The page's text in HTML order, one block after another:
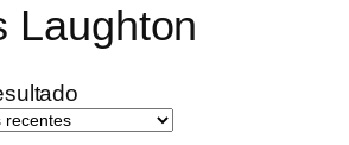
Laughton